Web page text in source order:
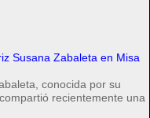
Susana Zabaleta en Misa
conocida por su
recientemente una